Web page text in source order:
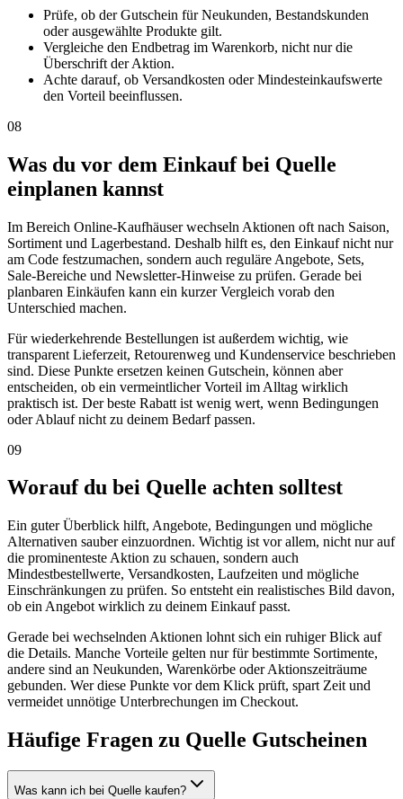
Prüfe, ob der Gutschein für Neukunden, Bestandskunden
oder ausgewählte Produkte gilt.
Vergleiche den Endbetrag im Warenkorb, nicht nur die
Überschrift der Aktion.
Achte darauf, ob Versandkosten oder Mindesteinkaufswerte
den Vorteil beeinflussen.
08
Was du vor dem Einkauf bei Quelle
einplanen kannst
Im Bereich Online-Kaufhäuser wechseln Aktionen oft nach Saison,
Sortiment und Lagerbestand. Deshalb hilft es, den Einkauf nicht nur
am Code festzumachen, sondern auch reguläre Angebote, Sets,
Sale-Bereiche und Newsletter-Hinweise zu prüfen. Gerade bei
planbaren Einkäufen kann ein kurzer Vergleich vorab den
Unterschied machen.
Für wiederkehrende Bestellungen ist außerdem wichtig, wie
transparent Lieferzeit, Retourenweg und Kundenservice beschrieben
sind. Diese Punkte ersetzen keinen Gutschein, können aber
entscheiden, ob ein vermeintlicher Vorteil im Alltag wirklich
praktisch ist. Der beste Rabatt ist wenig wert, wenn Bedingungen
oder Ablauf nicht zu deinem Bedarf passen.
09
Worauf du bei Quelle achten solltest
Ein guter Überblick hilft, Angebote, Bedingungen und mögliche
Alternativen sauber einzuordnen. Wichtig ist vor allem, nicht nur auf
die prominenteste Aktion zu schauen, sondern auch
Mindestbestellwerte, Versandkosten, Laufzeiten und mögliche
Einschränkungen zu prüfen. So entsteht ein realistisches Bild davon,
ob ein Angebot wirklich zu deinem Einkauf passt.
Gerade bei wechselnden Aktionen lohnt sich ein ruhiger Blick auf
die Details. Manche Vorteile gelten nur für bestimmte Sortimente,
andere sind an Neukunden, Warenkörbe oder Aktionszeiträume
gebunden. Wer diese Punkte vor dem Klick prüft, spart Zeit und
vermeidet unnötige Unterbrechungen im Checkout.
Häufige Fragen zu Quelle Gutscheinen
Was kann ich bei Quelle kaufen?